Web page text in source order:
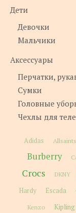
Дети
Девочки
Мальчики
Аксессуары
Перчатки,
Сумки
Головные
Чехлы для
Adidas Allsaints
Burberry
Crocs DKNY
Hardy
Escada
Kenzo Kipling